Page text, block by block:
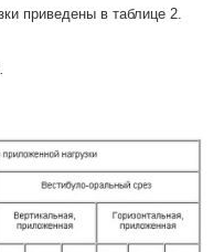
приведены в таблице 2.